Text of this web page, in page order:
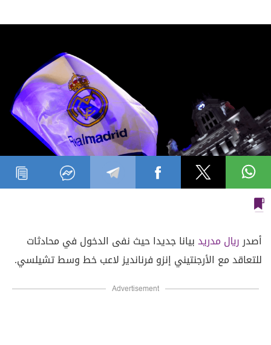
أصدرريال مدريدبيانا جديدا حيث نفى الدخول في محادثات
للتعاقد مع الأرجنتيني إنزو فرنانديز لاعب خط وسط تشيلسي.
Advertisement